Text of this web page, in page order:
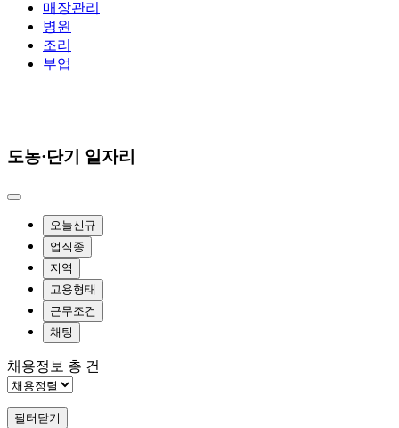
매장관리
병원
조리
부업
도농·단기 일자리
오늘신규
업직종
지역
고용형태
근무조건
채팅
채용정보 총 건
필터닫기